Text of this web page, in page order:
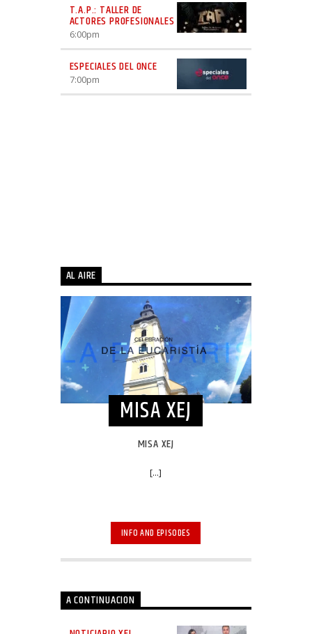
T.A.P.: TALLER DE
ACTORES PROFESIONALES
6:00pm
ESPECIALES DEL ONCE
7:00pm
AL AIRE
MISA XEJ
MISA XEJ
[...]
INFO AND EPISODES
A CONTINUACION